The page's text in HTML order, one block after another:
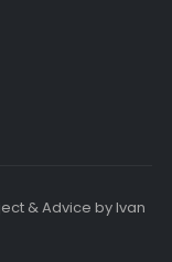
& Advice by Ivan